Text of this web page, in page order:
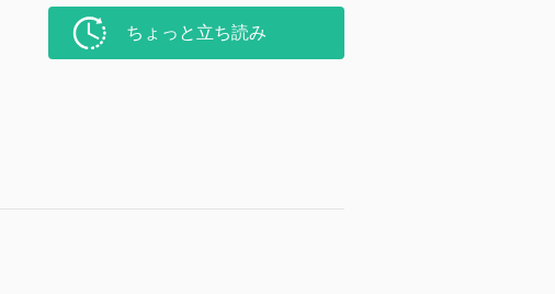
ちょっと立ち読み